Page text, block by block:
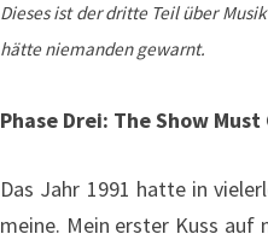
Dieses ist der dritte Teil über
hätte niemanden gewarnt.
Phase Drei: The Show
Das Jahr 1991 hatte in
meine. Mein erster Kuss